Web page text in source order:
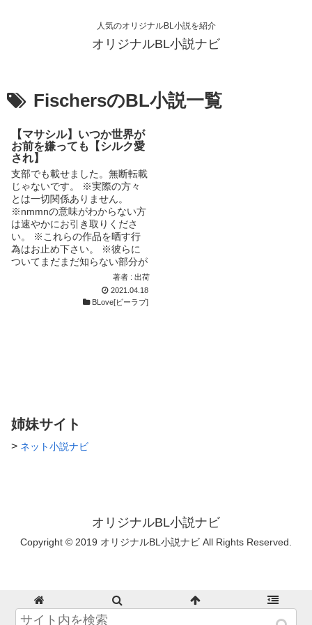
人気のオリジナルBL小説を紹介
オリジナルBL小説ナビ
FischersのBL小説一覧
【マサシル】いつか世界が
お前を嫌っても【シルク愛
され】
支部でも載せました。無断転載
じゃないです。 ※実際の方々
とは一切関係ありません。
※nmmnの意味がわからない方
は速やかにお引き取りくださ
い。 ※これらの作品を晒す行
為はお止め下さい。 ※彼らに
ついてまだまだ知らない部分が
多々あります。なにか間違いや
違和感があっても見逃してくだ
さい。 ※これらは全て作者の
著者 : 出荷
2021.04.18
BLove[ビーラブ]
姉妹サイト
> ネット小説ナビ
オリジナルBL小説ナビ
Copyright © 2019 オリジナルBL小説ナビ All Rights Reserved.
ホーム